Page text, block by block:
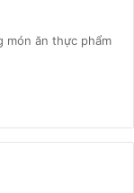
món ăn thực phẩm